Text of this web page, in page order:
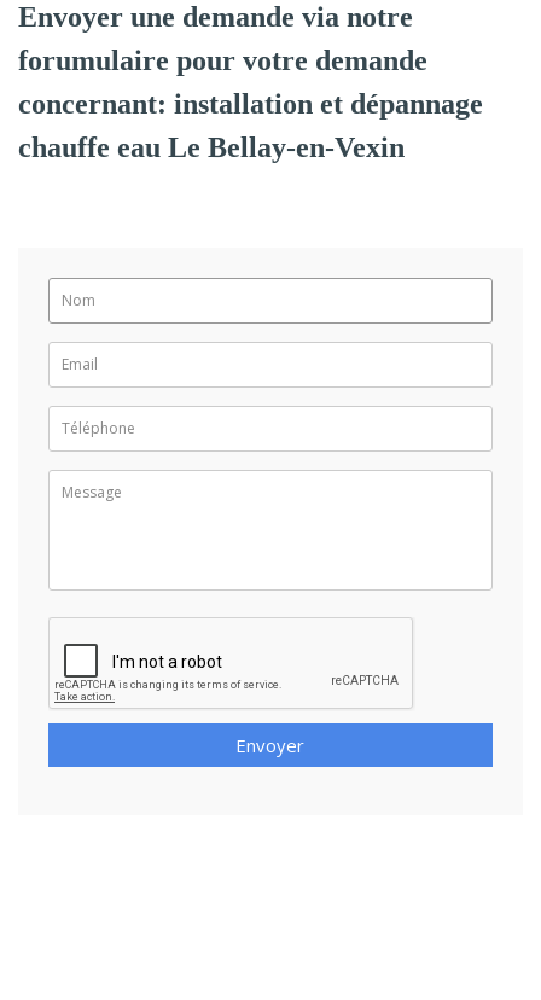
Envoyer une demande via notre
forumulaire pour votre demande
concernant: installation et dépannage
chauffe eau Le Bellay-en-Vexin
Envoyer